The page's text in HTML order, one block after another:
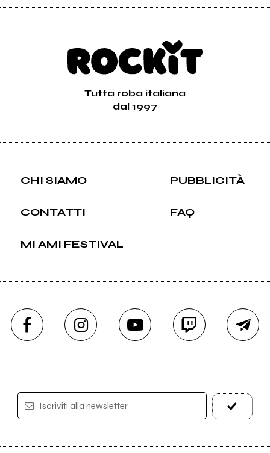
Tutta roba italiana
dal 1997
CHI SIAMO PUBBLICITÀ
CONTATTI FAQ
MI AMI FESTIVAL
Iscriviti alla newsletter